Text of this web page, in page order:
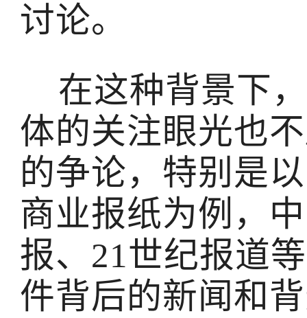
讨论。
在这种背景下
体的关注眼光也
的争论，特别是
商业报纸为例，
报、21世纪报道
件背后的新闻和